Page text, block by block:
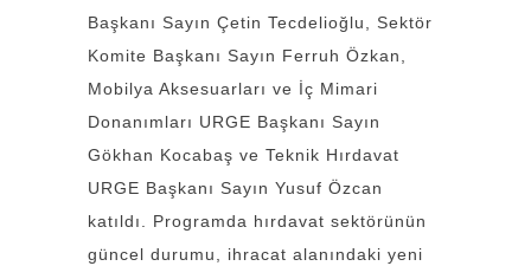
Başkanı Sayın Çetin Tecdelioğlu, Sektör
Komite Başkanı Sayın Ferruh Özkan,
Mobilya Aksesuarları ve İç Mimari
Donanımları URGE Başkanı Sayın
Gökhan Kocabaş ve Teknik Hırdavat
URGE Başkanı Sayın Yusuf Özcan
katıldı. Programda hırdavat sektörünün
güncel durumu, ihracat alanındaki yeni